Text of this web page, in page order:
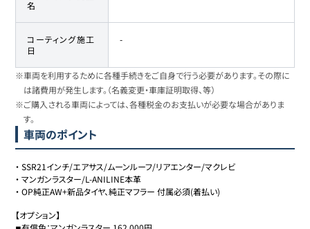
名
コーティング施工
日
-
※車両を利用するために各種手続きをご自身で行う必要があります。その際に
は諸費用が発生します。（名義変更・車庫証明取得、等）
※ご購入される車両によっては、各種税金のお支払いが必要な場合がありま
す。
車両のポイント
・SSR21インチ/エアサス/ムーンルーフ/リアエンター/マクレビ
・マンガンラスター/L-ANILINE本革
・OP純正AW+新品タイヤ、純正マフラー 付属必須(着払い)
【オプション】